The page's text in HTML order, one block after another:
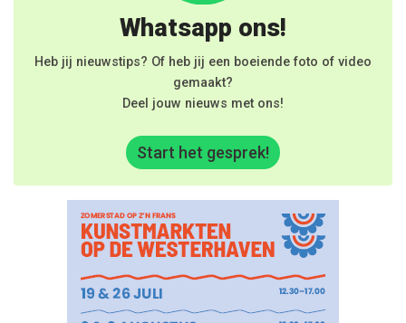
Whatsapp ons!
Heb jij nieuwstips? Of heb jij een boeiende foto of video
gemaakt?
Deel jouw nieuws met ons!
Start het gesprek!